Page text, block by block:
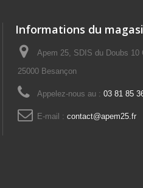
Informations du
Apem 25, SDIS du Doubs 10
25000 Besançon
Appelez-nous au : 03 81 85
E-mail : contact@apem25.fr